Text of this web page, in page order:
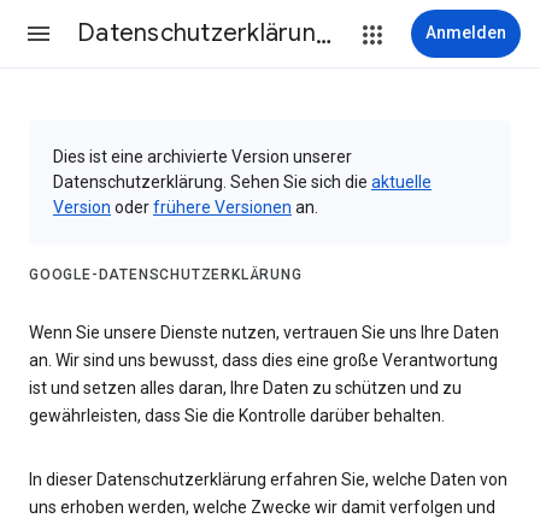
Datenschutzerklärung & Nutzungsbedingungen Anmelden
Dies ist eine archivierte Version unserer
Datenschutzerklärung. Sehen Sie sich die aktuelle
Version oderfrühere Versionen an.
GOOGLE-DATENSCHUTZERKLÄRUNG
Wenn Sie unsere Dienste nutzen, vertrauen Sie uns Ihre Daten
an. Wir sind uns bewusst, dass dies eine große Verantwortung
ist und setzen alles daran, Ihre Daten zu schützen und zu
gewährleisten, dass Sie die Kontrolle darüber behalten.
In dieser Datenschutzerklärung erfahren Sie, welche Daten von
uns erhoben werden, welche Zwecke wir damit verfolgen und